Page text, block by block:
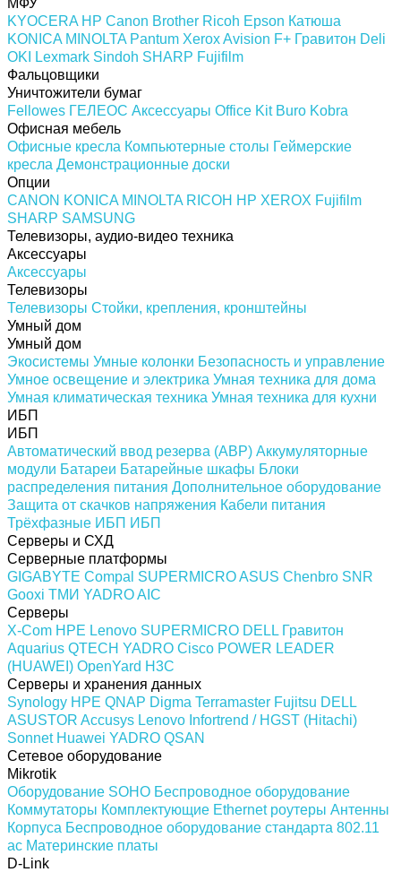
KYOCERA HP Canon Brother Ricoh Epson Катюша
KONICA MINOLTA Pantum XeroxAvision F+ Гравитон Deli
OKI
Lexmark Sindoh SHARP Fujifilm
Фальцовщики
Уничтожители бумаг
Fellowes ГЕЛЕОС Аксессуары Office Kit Buro Kobra
Офисная мебель
Офисные кресла Компьютерные столы Геймерские
кресла Демонстрационные доски
Опции
CANON KONICA MINOLTA RICOH HP XEROX Fujifilm
SHARP SAMSUNG
Телевизоры, аудио-видео техника
Аксессуары
Аксессуары
Телевизоры
Телевизоры Стойки, крепления, кронштейны
Умный дом
Умный дом
Экосистемы Умные колонки Безопасность и управление
Умное освещение и электрика Умная техника для дома
Умная климатическая техника Умная техника для кухни
ИБП
ИБП
Автоматический ввод резерва (АВР) Аккумуляторные
модули Батареи Батарейные шкафы Блоки
распределения питания Дополнительное оборудование
Защита от скачков напряжения Кабели питания
Трёхфазные ИБП ИБП
Серверы и СХД
Серверные платформы
GIGABYTE Compal SUPERMICROASUS Chenbro SNR
Gooxi ТМИ YADROAIC
Серверы
X-Com HPE Lenovo SUPERMICRO DELL Гравитон
Aquarius QTECH YADRO Cisco POWER LEADER
(HUAWEI) OpenYard H3C
Серверы и хранения данных
Synology HPE QNAP Digma Terramaster Fujitsu DELL
ASUSTOR Accusys Lenovo Infortrend / HGST (Hitachi)
Sonnet Huawei YADRO QSAN
Сетевое оборудование
Mikrotik
Оборудование SOHO Беспроводное оборудование
Коммутаторы Комплектующие Ethernet роутеры Антенны
Корпуса Беспроводное оборудование стандарта 802.11
ас Материнские платы
D-Link